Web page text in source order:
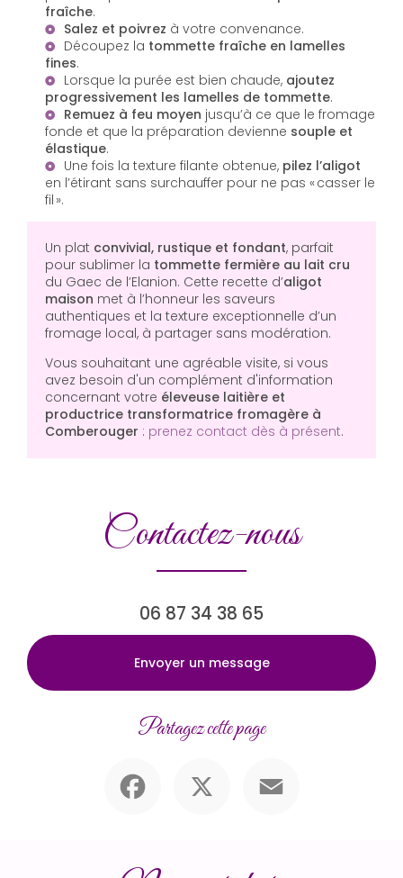
fraîche.
Salez et poivrez à votre convenance.
Découpez la tommette fraîche en lamelles
fines.
Lorsque la purée est bien chaude, ajoutez
progressivement les lamelles de tommette.
Remuez à feu moyen jusqu’à ce que le fromage
fonde et que la préparation devienne souple et
élastique.
Une fois la texture filante obtenue, pilez l’aligot
en l’étirant sans surchauffer pour ne pas « casser le
fil ».
Un plat convivial, rustique et fondant, parfait
pour sublimer la tommette fermière au lait cru
du Gaec de l’Elanion. Cette recette d’aligot
maison met à l’honneur les saveurs
authentiques et la texture exceptionnelle d’un
fromage local, à partager sans modération.
Vous souhaitant une agréable visite, si vous
avez besoin d'un complément d'information
concernant votre éleveuse laitière et
productrice transformatrice fromagère à
Comberouger : prenez contact dès à présent.
Contactez-nous
06 87 34 38 65
Envoyer un message
Partagez cette page